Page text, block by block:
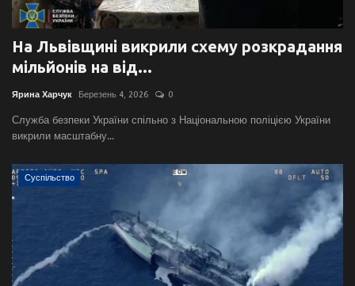
На Львівщині викрили схему розкрадання
мільйонів на від...
Ярина Харчук Березень 4, 2026 0
Служба безпеки України спільно з Національною поліцією України
викрили масштабну...
Суспільство